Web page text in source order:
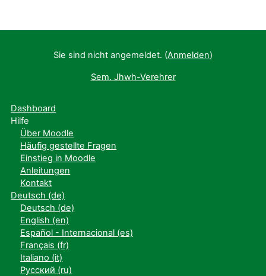
Sie sind nicht angemeldet. (Anmelden)
Sem. Jhwh-Verehrer
Dashboard
Hilfe
Über Moodle
Häufig gestellte Fragen
Einstieg in Moodle
Anleitungen
Kontakt
Deutsch ‎(de)‎
Deutsch ‎(de)‎
English ‎(en)‎
Español - Internacional ‎(es)‎
Français ‎(fr)‎
Italiano ‎(it)‎
Русский ‎(ru)‎